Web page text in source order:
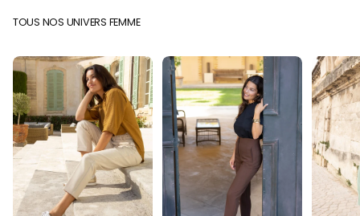
TOUS NOS UNIVERS FEMME